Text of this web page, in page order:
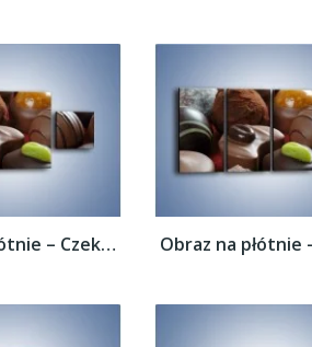
Obraz na płótnie – Czekoladowe praliny z...